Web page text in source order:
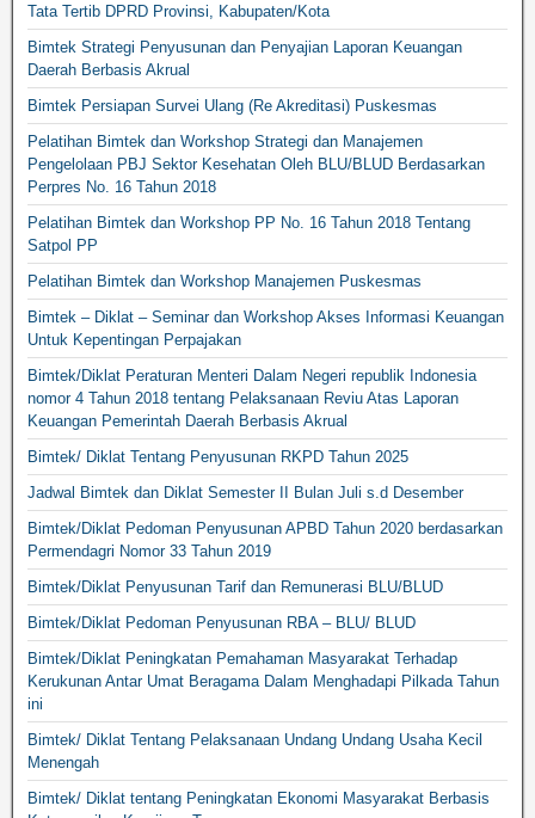
Tata Tertib DPRD Provinsi, Kabupaten/Kota
Bimtek Strategi Penyusunan dan Penyajian Laporan Keuangan
Daerah Berbasis Akrual
Bimtek Persiapan Survei Ulang (Re Akreditasi) Puskesmas
Pelatihan Bimtek dan Workshop Strategi dan Manajemen
Pengelolaan PBJ Sektor Kesehatan Oleh BLU/BLUD Berdasarkan
Perpres No. 16 Tahun 2018
Pelatihan Bimtek dan Workshop PP No. 16 Tahun 2018 Tentang
Satpol PP
Pelatihan Bimtek dan Workshop Manajemen Puskesmas
Bimtek – Diklat – Seminar dan Workshop Akses Informasi Keuangan
Untuk Kepentingan Perpajakan
Bimtek/Diklat Peraturan Menteri Dalam Negeri republik Indonesia
nomor 4 Tahun 2018 tentang Pelaksanaan Reviu Atas Laporan
Keuangan Pemerintah Daerah Berbasis Akrual
Bimtek/ Diklat Tentang Penyusunan RKPD Tahun 2025
Jadwal Bimtek dan Diklat Semester II Bulan Juli s.d Desember
Bimtek/Diklat Pedoman Penyusunan APBD Tahun 2020 berdasarkan
Permendagri Nomor 33 Tahun 2019
Bimtek/Diklat Penyusunan Tarif dan Remunerasi BLU/BLUD
Bimtek/Diklat Pedoman Penyusunan RBA – BLU/ BLUD
Bimtek/Diklat Peningkatan Pemahaman Masyarakat Terhadap
Kerukunan Antar Umat Beragama Dalam Menghadapi Pilkada Tahun
ini
Bimtek/ Diklat Tentang Pelaksanaan Undang Undang Usaha Kecil
Menengah
Bimtek/ Diklat tentang Peningkatan Ekonomi Masyarakat Berbasis